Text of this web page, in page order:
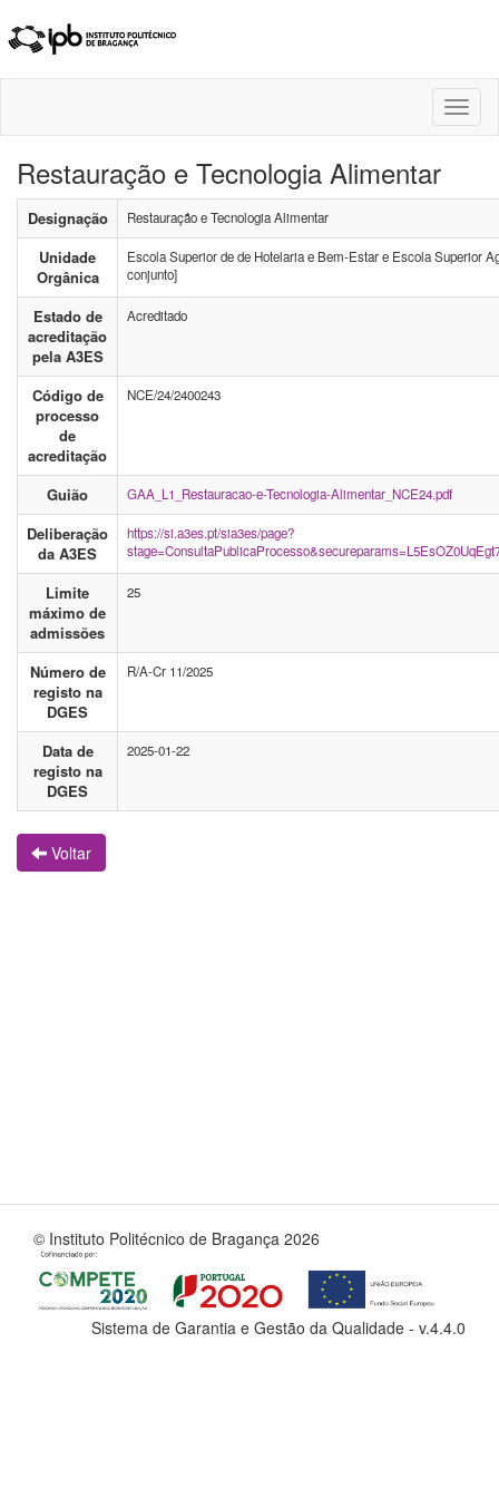
Restauração e Tecnologia Alimentar
Designação Restauração e Tecnologia Alimentar
Unidade
Orgânica
Escola Superior de de Hotelaria e Bem-Estar e Escola Superior
conjunto]
Estado de
acreditação
pela A3ES
Acreditado
Código de
processo
de
acreditação
NCE/24/2400243
Guião GAA_L1_Restauracao-e-Tecnologia-Alimentar_NCE24.pdf
Deliberação
da A3ES
https://si.a3es.pt/sia3es/page?
Limite
máximo de
admissões
25
Número de
registo na
DGES
R/A-Cr 11/2025
Data de
registo na
DGES
2025-01-22
Voltar
© Instituto Politécnico de Bragança 2026
Sistema de Garantia e Gestão da Qualidade - v.4.4.0